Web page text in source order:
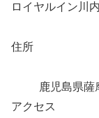
ロイヤルイン川内
住所
鹿児島県薩
アクセス